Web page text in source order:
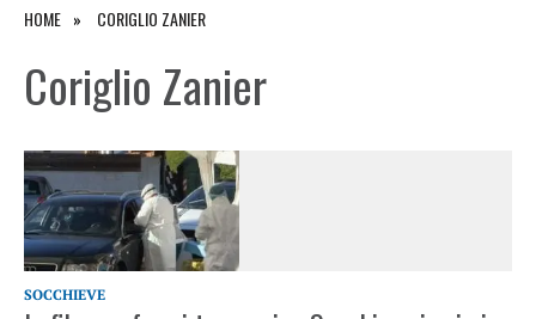
HOME CORIGLIO ZANIER
Coriglio Zanier
SOCCHIEVE